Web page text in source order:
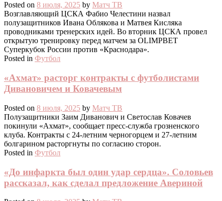
Posted on 8 июля, 2025 by Матч ТВ
Возглавляющий ЦСКА Фабио Челестини назвал
полузащитников Ивана Облякова и Матвея Кисляка
проводниками тренерских идей. Во вторник ЦСКА провел
открытую тренировку перед матчем за OLIMPBET
Суперкубок России против «Краснодара».
Posted in Футбол
«Ахмат» расторг контракты с футболистами
Дивановичем и Ковачевым
Posted on 8 июля, 2025 by Матч ТВ
Полузащитники Заим Диванович и Светослав Ковачев
покинули «Ахмат», сообщает пресс‑служба грозненского
клуба. Контракты с 24‑летним черногорцем и 27‑летним
болгарином расторгнуты по согласию сторон.
Posted in Футбол
«До инфаркта был один удар сердца». Соловьев
рассказал, как сделал предложение Авериной